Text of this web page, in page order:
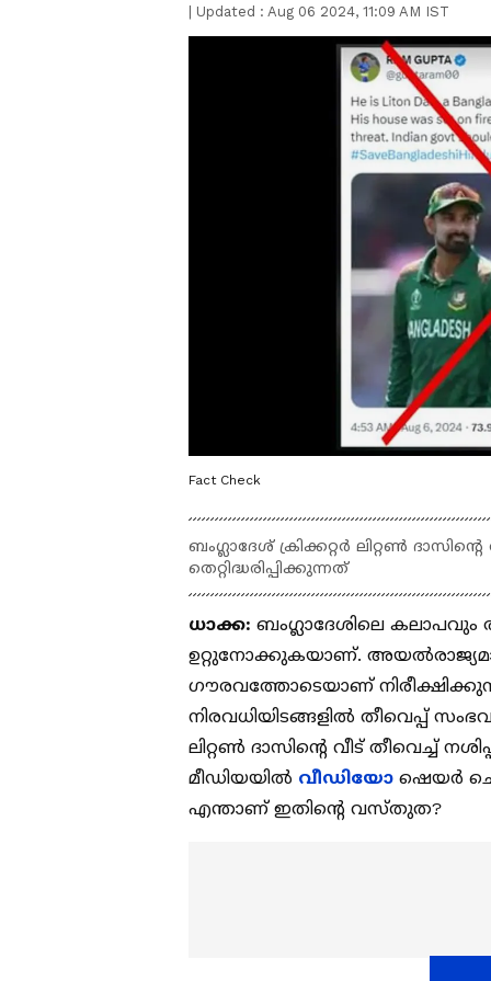
Updated : Aug 06 2024, 11:09 AM IST
Fact Check
ബംഗ്ലാദേശ് ക്രിക്കറ്റര്‍ ലിറ്റണ്‍
തെറ്റിദ്ധരിപ്പിക്കുന്നത്
ധാക്ക: ബം​ഗ്ലാദേശിലെ
ഉറ്റുനോക്കുകയാണ്.
ഗൗരവത്തോടെയാണ്
നിരവധിയിടങ്ങളില്‍ തീവെപ്പ്
ലിറ്റണ്‍ ദാസിന്‍റെ വീട് തീവെച്ച്
മീഡിയയില്‍ വീഡിയോ ഷെയര്‍
എന്താണ് ഇതിന്‍റെ വസ്തുത?